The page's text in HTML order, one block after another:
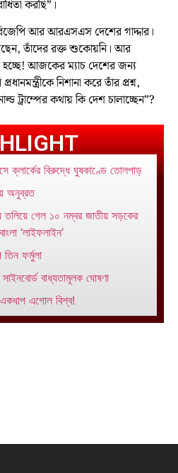
করছি”।
আর আরএসএস দেশের গাদ্দার।
তাঁদের রক্ত শুকোয়নি। আর
হচ্ছে! আজকের ম্যাচ দেশের জন্য
নিশানা করে তাঁর প্রশ্ন,
ট্রাম্পের কথায় কি দেশ চালাচ্ছেন”?
বিরুদ্ধে ঘুষকাণ্ডে তোলপাড়
অনুব্রত
তলিয়ে গেল ১০ নম্বর জাতীয় সড়কের
‘লাইফলাইন’
তিন ফর্মুলা
সাইনবোর্ড বাধ্যতামূলক ঘোষণা
এগোল বিশ্ব!